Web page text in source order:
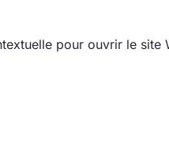
pour ouvrir le site